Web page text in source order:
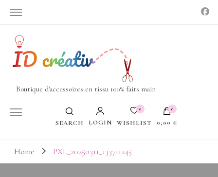
Boutique d'accessoires en tissu 100% faits main
SEARCH LOGIN
0
WISHLIST
0
0,00 €
Votre panier est vide.
Home PXL_20250311_133711245